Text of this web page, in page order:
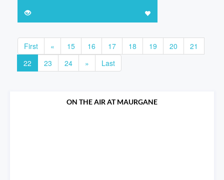
First « 15 16 17 18 19 20
21
22
23 24 » Last
ON THE AIR AT MAURGANE